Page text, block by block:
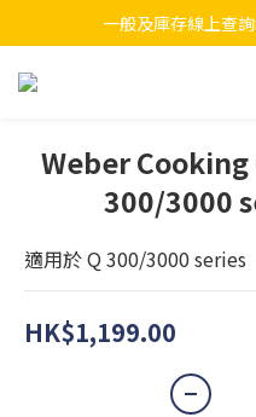
一般及庫存線上查
Weber
300/3000
適用於 Q 300/3000 series
HK$1,199.00